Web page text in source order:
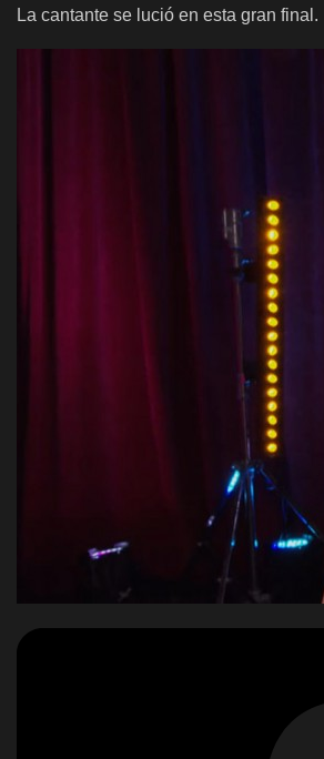
La cantante se lució en esta gran final.